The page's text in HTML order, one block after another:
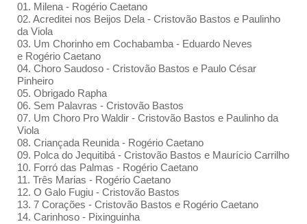
01. Milena - Rogério Caetano
02. Acreditei nos Beijos Dela - Cristovão Bastos e Paulinho
da Viola
03. Um Chorinho em Cochabamba - Eduardo Neves
e Rogério Caetano
04. Choro Saudoso - Cristovão Bastos e Paulo César
Pinheiro
05. Obrigado Rapha
06. Sem Palavras - Cristovão Bastos
07. Um Choro Pro Waldir - Cristovão Bastos e Paulinho da
Viola
08. Criançada Reunida - Rogério Caetano
09. Polca do Jequitibá - Cristovão Bastos e Maurício Carrilho
10. Forró das Palmas - Rogério Caetano
11. Três Marias - Rogério Caetano
12. O Galo Fugiu - Cristovão Bastos
13. 7 Corações - Cristovão Bastos e Rogério Caetano
14. Carinhoso - Pixinguinha